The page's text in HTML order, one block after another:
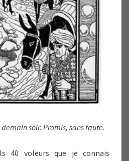
soir. Promis, sans faute.
40 voleurs que je connais